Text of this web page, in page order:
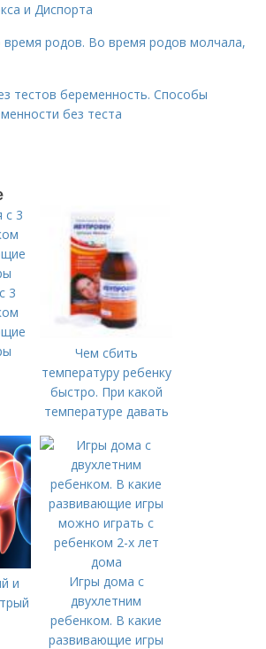
и Диспорта
время родов. Во время родов молчала,
тестов беременность. Способы
без теста
3
Чем сбить
температуру ребенку
быстро. При какой
температуре давать
ребенку?
и
Игры дома с
двухлетним
ребенком. В какие
развивающие игры